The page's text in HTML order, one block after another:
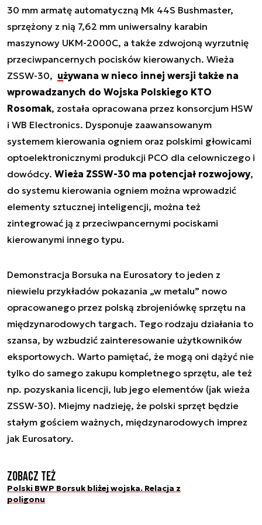
30 mm armatę automatyczną Mk 44S Bushmaster,
sprzężony z nią 7,62 mm uniwersalny karabin
maszynowy UKM-2000C, a także zdwojoną wyrzutnię
przeciwpancernych pocisków kierowanych. Wieża
ZSSW-30, używana w nieco innej wersji także na
wprowadzanych do Wojska Polskiego KTO
Rosomak, została opracowana przez konsorcjum HSW
i WB Electronics. Dysponuje zaawansowanym
systemem kierowania ogniem oraz polskimi głowicami
optoelektronicznymi produkcji PCO dla celowniczego i
dowódcy. Wieża ZSSW-30 ma potencjał rozwojowy,
do systemu kierowania ogniem można wprowadzić
elementy sztucznej inteligencji, można też
zintegrować ją z przeciwpancernymi pociskami
kierowanymi innego typu.
Demonstracja Borsuka na Eurosatory to jeden z
niewielu przykładów pokazania „w metalu” nowo
opracowanego przez polską zbrojeniówkę sprzętu na
międzynarodowych targach. Tego rodzaju działania to
szansa, by wzbudzić zainteresowanie użytkowników
eksportowych. Warto pamiętać, że mogą oni dążyć nie
tylko do samego zakupu kompletnego sprzętu, ale też
np. pozyskania licencji, lub jego elementów (jak wieża
ZSSW-30). Miejmy nadzieję, że polski sprzęt będzie
stałym gościem ważnych, międzynarodowych imprez
jak Eurosatory.
Zobacz też
Polski BWP Borsuk bliżej wojska. Relacja z
poligonu